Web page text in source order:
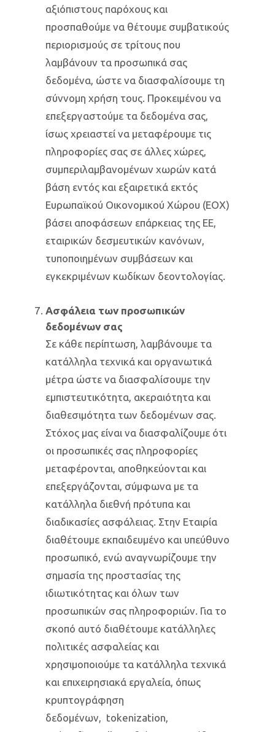
αξιόπιστους παρόχους και
προσπαθούμε να θέτουμε συμβατικούς
περιορισμούς σε τρίτους που
λαμβάνουν τα προσωπικά σας
δεδομένα, ώστε να διασφαλίσουμε τη
σύννομη χρήση τους. Προκειμένου να
επεξεργαστούμε τα δεδομένα σας,
ίσως χρειαστεί να μεταφέρουμε τις
πληροφορίες σας σε άλλες χώρες,
συμπεριλαμβανομένων χωρών κατά
βάση εντός και εξαιρετικά εκτός
Ευρωπαϊκού Οικονομικού Χώρου (ΕΟΧ)
βάσει αποφάσεων επάρκειας της ΕΕ,
εταιρικών δεσμευτικών κανόνων,
τυποποιημένων συμβάσεων και
εγκεκριμένων κωδίκων δεοντολογίας.
Ασφάλεια των προσωπικών
δεδομένων σας
Σε κάθε περίπτωση, λαμβάνουμε τα
κατάλληλα τεχνικά και οργανωτικά
μέτρα ώστε να διασφαλίσουμε την
εμπιστευτικότητα, ακεραιότητα και
διαθεσιμότητα των δεδομένων σας.
Στόχος μας είναι να διασφαλίζουμε ότι
οι προσωπικές σας πληροφορίες
μεταφέρονται, αποθηκεύονται και
επεξεργάζονται, σύμφωνα με τα
κατάλληλα διεθνή πρότυπα και
διαδικασίες ασφάλειας. Στην Εταιρία
διαθέτουμε εκπαιδευμένο και υπεύθυνο
προσωπικό, ενώ αναγνωρίζουμε την
σημασία της προστασίας της
ιδιωτικότητας και όλων των
προσωπικών σας πληροφοριών. Για το
σκοπό αυτό διαθέτουμε κατάλληλες
πολιτικές ασφαλείας και
χρησιμοποιούμε τα κατάλληλα τεχνικά
και επιχειρησιακά εργαλεία, όπως
κρυπτογράφηση
δεδομένων, tokenization,